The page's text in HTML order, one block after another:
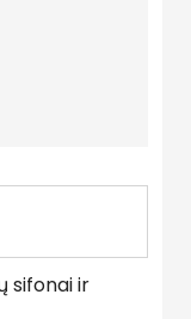
sifonai ir